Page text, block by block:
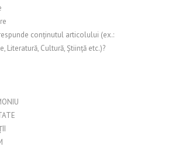
conținutul articolului (ex.:
Literatură, Cultură, Știință etc.)?